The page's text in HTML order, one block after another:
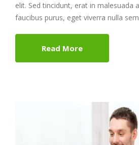
elit. Sed tincidunt, erat in malesuada
faucibus purus, eget viverra nulla
Read More